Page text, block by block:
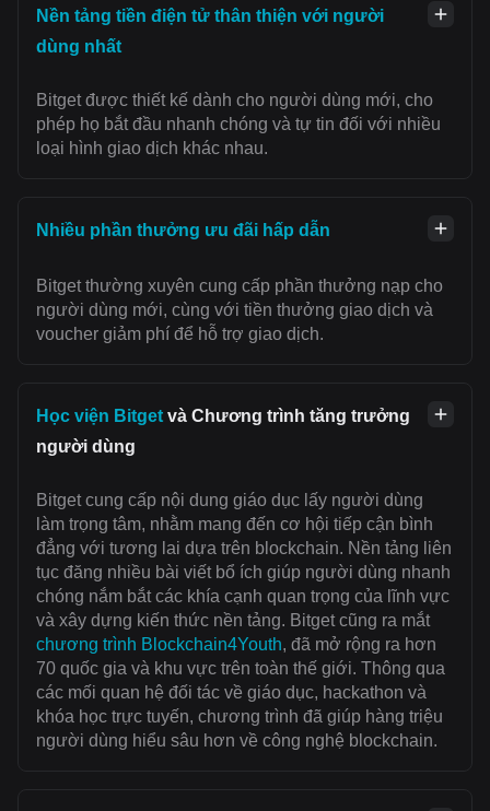
Nền tảng tiền điện tử thân thiện với người
dùng nhất
Bitget được thiết kế dành cho người dùng mới, cho
phép họ bắt đầu nhanh chóng và tự tin đối với nhiều
loại hình giao dịch khác nhau.
Nhiều phần thưởng ưu đãi hấp dẫn
Bitget thường xuyên cung cấp phần thưởng nạp cho
người dùng mới, cùng với tiền thưởng giao dịch và
voucher giảm phí để hỗ trợ giao dịch.
Học viện Bitget và Chương trình tăng trưởng
người dùng
Bitget cung cấp nội dung giáo dục lấy người dùng
làm trọng tâm, nhằm mang đến cơ hội tiếp cận bình
đẳng với tương lai dựa trên blockchain. Nền tảng liên
tục đăng nhiều bài viết bổ ích giúp người dùng nhanh
chóng nắm bắt các khía cạnh quan trọng của lĩnh vực
và xây dựng kiến thức nền tảng. Bitget cũng ra mắt
chương trình Blockchain4Youth, đã mở rộng ra hơn
70 quốc gia và khu vực trên toàn thế giới. Thông qua
các mối quan hệ đối tác về giáo dục, hackathon và
khóa học trực tuyến, chương trình đã giúp hàng triệu
người dùng hiểu sâu hơn về công nghệ blockchain.